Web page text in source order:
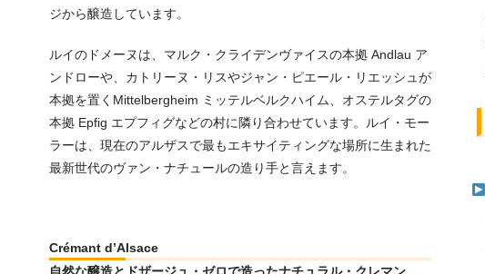
ジから醸造しています。
ルイのドメーヌは、マルク・クライデンヴァイスの本拠 Andlau ア
ンドローや、カトリーヌ・リスやジャン・ピエール・リエッシュが
本拠を置くMittelbergheim ミッテルベルクハイム、オステルタグの
本拠 Epfig エプフィグなどの村に隣り合わせています。ルイ・モー
ラーは、現在のアルザスで最もエキサイティングな場所に生まれた
最新世代のヴァン・ナチュールの造り手と言えます。
Crémant d’Alsace